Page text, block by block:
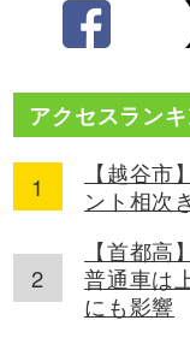
アクセスラン
【越谷
ント相次
【首都
普通車は
にも影響